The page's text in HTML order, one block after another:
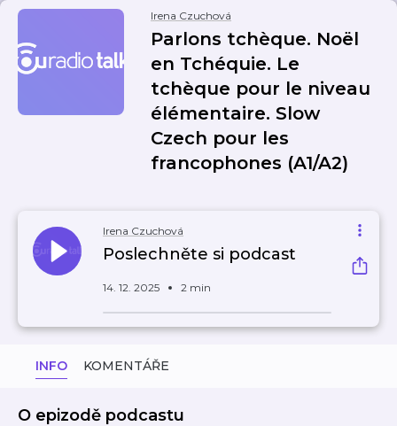
Irena Czuchová
Parlons tchèque. Noël
en Tchéquie. Le
tchèque pour le niveau
élémentaire. Slow
Czech pour les
francophones (A1/A2)
Irena Czuchová
Poslechněte si podcast
14. 12. 2025 2 min
INFO KOMENTÁŘE
O epizodě podcastu